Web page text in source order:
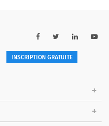
INSCRIPTION GRATUITE